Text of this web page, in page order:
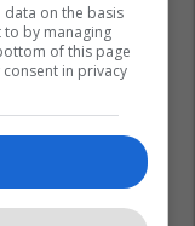
on the basis
to by managing
of this page
in privacy